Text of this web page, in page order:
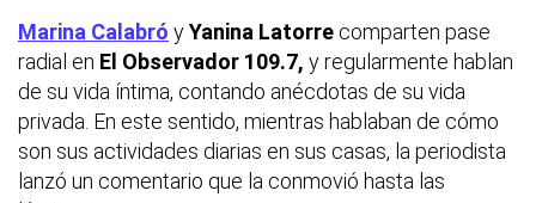
Marina Calabró yYanina Latorre comparten pase
radial en El Observador 109.7, y regularmente hablan
de su vida íntima, contando anécdotas de su vida
privada. En este sentido, mientras hablaban de cómo
son sus actividades diarias en sus casas, la periodista
lanzó un comentario que la conmovió hasta las